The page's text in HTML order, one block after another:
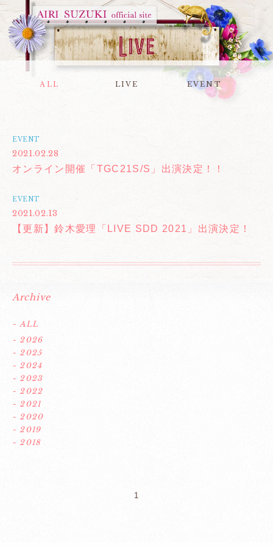
ALL LIVE EVENT
EVENT
2021.02.28
オンライン開催「TGC21S/S」出演決定！！
EVENT
2021.02.13
【更新】鈴木愛理「LIVE SDD 2021」出演決定！
Archive
- ALL
- 2026
- 2025
- 2024
- 2023
- 2022
- 2021
- 2020
- 2019
- 2018
1